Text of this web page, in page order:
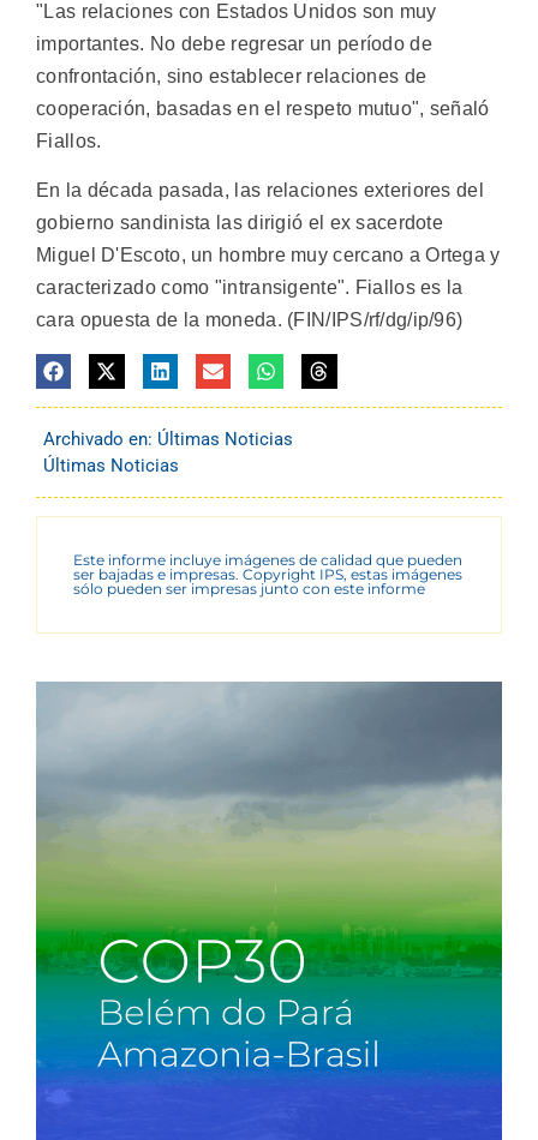
"Las relaciones con Estados Unidos son muy
importantes. No debe regresar un período de
confrontación, sino establecer relaciones de
cooperación, basadas en el respeto mutuo", señaló
Fiallos.
En la década pasada, las relaciones exteriores del
gobierno sandinista las dirigió el ex sacerdote
Miguel D'Escoto, un hombre muy cercano a Ortega y
caracterizado como "intransigente". Fiallos es la
cara opuesta de la moneda. (FIN/IPS/rf/dg/ip/96)
Archivado en: Últimas Noticias
Últimas Noticias
Este informe incluye imágenes de calidad que pueden
ser bajadas e impresas. Copyright IPS, estas imágenes
sólo pueden ser impresas junto con este informe